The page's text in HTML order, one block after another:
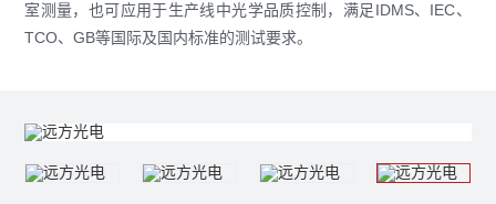
室测量，也可应用于生产线中光学品质控制，满足IDMS、IEC、
TCO、GB等国际及国内标准的测试要求。